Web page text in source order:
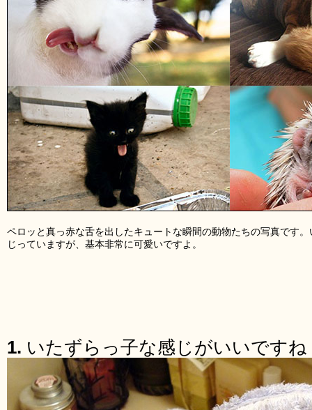
ペロッと真っ赤な舌を出したキュートな瞬間の動物たちの写真です
じっていますが、基本非常に可愛いですよ。
1. いたずらっ子な感じがいいですね